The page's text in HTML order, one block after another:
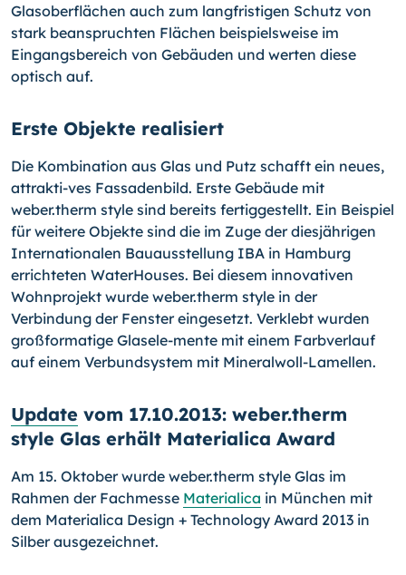
Glasoberflächen auch zum langfristigen Schutz von
stark beanspruchten Flächen beispielsweise im
Eingangs­bereich von Gebäuden und werten diese
optisch auf.
Erste Objekte realisiert
Die Kombination aus Glas und Putz schafft ein neues,
attrakti-ves Fassadenbild. Erste Gebäude mit
weber.therm style sind bereits fertiggestellt. Ein Beispiel
für weitere Objekte sind die im Zuge der diesjährigen
Internationalen Bauausstellung IBA in Hamburg
errichteten WaterHouses. Bei diesem innovativen
Wohnprojekt wurde weber.therm style in der
Verbindung der Fenster eingesetzt. Verklebt wurden
großformatige Glasele-mente mit einem Farbverlauf
auf einem Verbundsystem mit Mineralwoll-Lamellen.
Update vom 17.10.2013: weber.therm
style Glas erhält Materialica Award
Am 15. Oktober wurde weber.therm style Glas im
Rahmen der Fachmesse Materialica in München mit
dem Materialica Design + Technology Award 2013 in
Silber ausgezeichnet.